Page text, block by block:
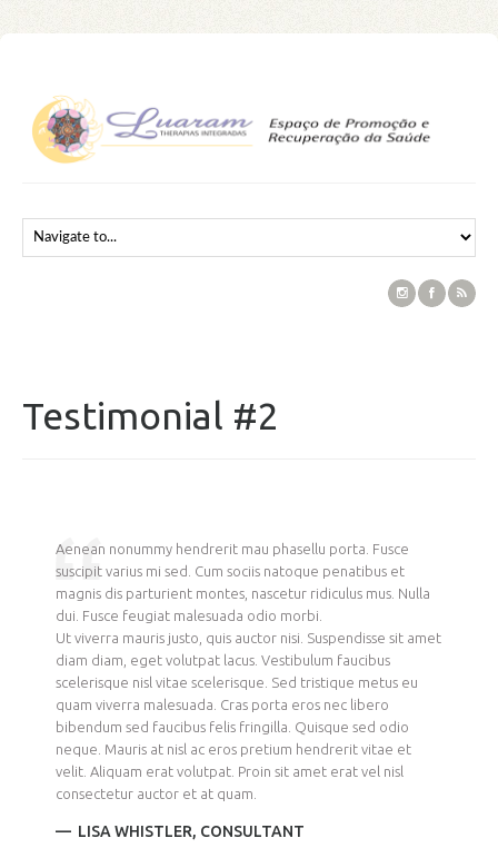
Testimonial #2
Aenean nonummy hendrerit mau phasellu porta. Fusce
suscipit varius mi sed. Cum sociis natoque penatibus et
magnis dis parturient montes, nascetur ridiculus mus. Nulla
dui. Fusce feugiat malesuada odio morbi.
Ut viverra mauris justo, quis auctor nisi. Suspendisse sit amet
diam diam, eget volutpat lacus. Vestibulum faucibus
scelerisque nisl vitae scelerisque. Sed tristique metus eu
quam viverra malesuada. Cras porta eros nec libero
bibendum sed faucibus felis fringilla. Quisque sed odio
neque. Mauris at nisl ac eros pretium hendrerit vitae et
velit. Aliquam erat volutpat. Proin sit amet erat vel nisl
consectetur auctor et at quam.
LISA WHISTLER, CONSULTANT